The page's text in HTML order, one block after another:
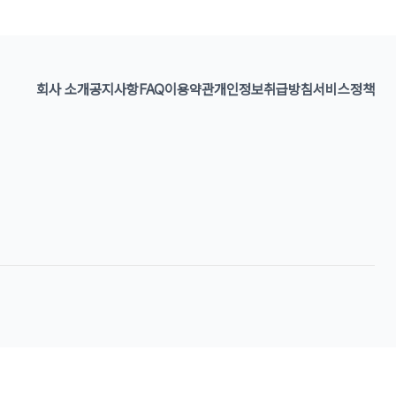
회사 소개공지사항FAQ이용약관개인정보취급방침서비스정책